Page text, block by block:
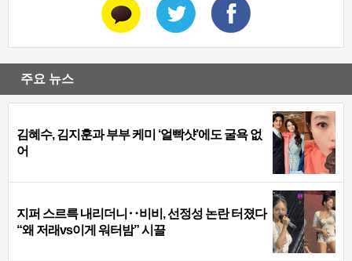
주요 뉴스
김혜수, 김지훈과 부부 케미 ‘얼빡샷’에도 굴욕 없
어
지퍼 스르륵 내리더니‥비비, 선정성 논란 터졌다
“왜 저래vs이게 워터밤” 시끌